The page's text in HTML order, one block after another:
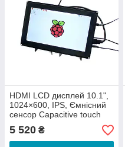
HDMI LCD дисплей 10.1",
1024×600, IPS, Ємнісний
сенсор Capacitive touch
для Raspberry Pi від
Waveshare
5 520 ₴